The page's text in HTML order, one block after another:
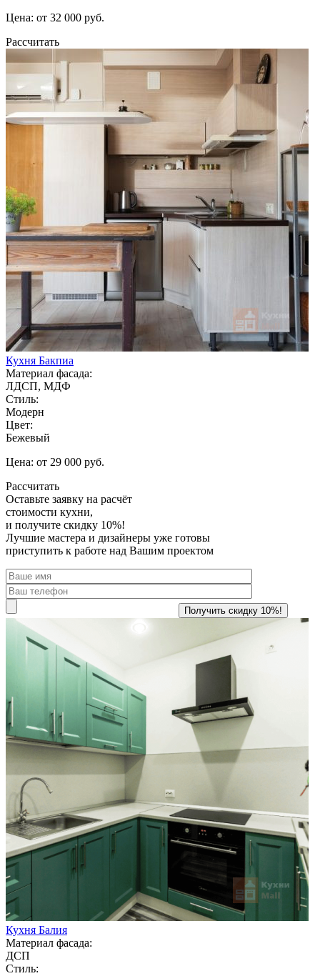
Цена: от 32 000 руб.
Рассчитать
Кухня Бакпиа
Материал фасада:
ЛДСП, МДФ
Стиль:
Модерн
Цвет:
Бежевый
Цена: от 29 000 руб.
Рассчитать
Оставьте заявку на расчёт
стоимости кухни,
и получите скидку 10%!
Лучшие мастера и дизайнеры уже готовы
приступить к работе над Вашим проектом
Кухня Балия
Материал фасада:
ДСП
Стиль: